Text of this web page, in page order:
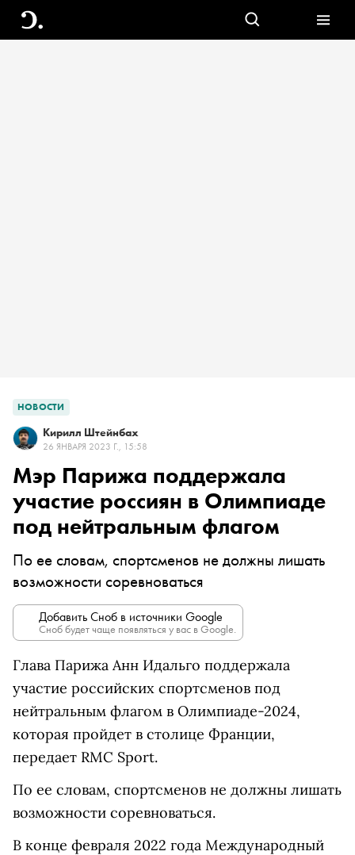
НОВОСТИ
Кирилл Штейнбах
26 ЯНВАРЯ 2023 Г., 15:58
Мэр Парижа поддержала
участие россиян в Олимпиаде
под нейтральным флагом
По ее словам, спортсменов не должны лишать
возможности соревноваться
Добавить Сноб в источники Google
Сноб будет чаще появляться у вас в Google.
Глава Парижа Анн Идальго поддержала
участие российских спортсменов под
нейтральным флагом в Олимпиаде-2024,
которая пройдет в столице Франции,
передает RMC Sport.
По ее словам, спортсменов не должны лишать
возможности соревноваться.
В конце февраля 2022 года Международный